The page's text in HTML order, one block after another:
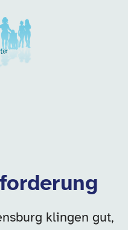
in
klingen gut,